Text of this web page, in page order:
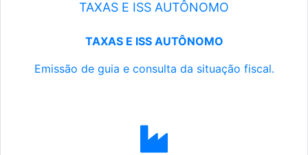
TAXAS E ISS AUTÔNOMO
TAXAS E ISS AUTÔNOMO
Emissão de guia e consulta da situação fiscal.